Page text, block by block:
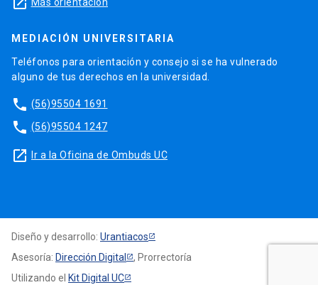
MEDIACIÓN UNIVERSITARIA
Teléfonos para orientación y consejo si se ha vulnerado
alguno de tus derechos en la universidad.
phone (56)95504 1691
phone (56)95504 1247
launch Ir a la Oficina de Ombuds UC
Diseño y desarrollo: Urantiacos
Asesoría: Dirección Digital
, Prorrectoría
Utilizando el Kit Digital UC